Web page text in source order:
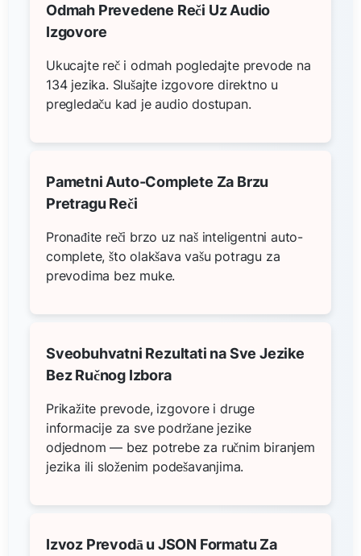
Odmah Prevedene Reči Uz Audio
Izgovore
Ukucajte reč i odmah pogledajte prevode na
134 jezika. Slušajte izgovore direktno u
pregledaču kad je audio dostupan.
Pametni Auto-Complete Za Brzu
Pretragu Reči
Pronađite reči brzo uz naš inteligentni auto-
complete, što olakšava vašu potragu za
prevodima bez muke.
Sveobuhvatni Rezultati na Sve Jezike
Bez Ručnog Izbora
Prikažite prevode, izgovore i druge
informacije za sve podržane jezike
odjednom — bez potrebe za ručnim biranjem
jezika ili složenim podešavanjima.
Izvoz Prevodā u JSON Formatu Za